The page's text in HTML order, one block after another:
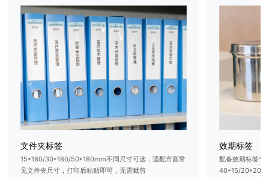
文件夹标签
15*180/30*180/50*180mm不同尺寸可选，适配市面常
见文件夹尺寸，打印后粘贴即可，无需裁剪
效期标签
配备效期标签专
40*15/